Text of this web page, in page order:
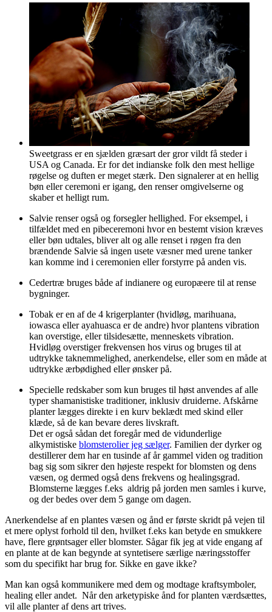
Sweetgrass er en sjælden græsart der gror vildt få steder i
USA og Canada. Er for det indianske folk den mest hellige
røgelse og duften er meget stærk. Den signalerer at en hellig
bøn eller ceremoni er igang, den renser omgivelserne og
skaber et helligt rum.
Salvie renser også og forsegler hellighed. For eksempel, i
tilfældet med en pibeceremoni hvor en bestemt vision kræves
eller bøn udtales, bliver alt og alle renset i røgen fra den
brændende Salvie så ingen usete væsner med urene tanker
kan komme ind i ceremonien eller forstyrre på anden vis.
Cedertræ bruges både af indianere og europæere til at rense
bygninger.
Tobak er en af de 4 krigerplanter (hvidløg, marihuana,
iowasca eller ayahuasca er de andre) hvor plantens vibration
kan overstige, eller tilsidesætte, menneskets vibration.
Hvidløg overstiger frekvensen hos virus og bruges til at
udtrykke taknemmelighed, anerkendelse, eller som en måde at
udtrykke ærbødighed eller ønsker på.
Specielle redskaber som kun bruges til høst anvendes af alle
typer shamanistiske traditioner, inklusiv druiderne. Afskårne
planter lægges direkte i en kurv beklædt med skind eller
klæde, så de kan bevare deres livskraft.
Det er også sådan det foregår med de vidunderlige
alkymistiske blomsterolier jeg sælger. Familien der dyrker og
destillerer dem har en tusinde af år gammel viden og tradition
bag sig som sikrer den højeste respekt for blomsten og dens
væsen, og dermed også dens frekvens og healingsgrad.
Blomsterne lægges f.eks aldrig på jorden men samles i kurve,
og der bedes over dem 5 gange om dagen.
Anerkendelse af en plantes væsen og ånd er første skridt på vejen til
et mere oplyst forhold til den, hvilket f.eks kan betyde en smukkere
have, flere grøntsager eller blomster. Sågar fik jeg at vide engang af
en plante at de kan begynde at syntetisere særlige næringsstoffer
som du specifikt har brug for. Sikke en gave ikke?
Man kan også kommunikere med dem og modtage kraftsymboler,
healing eller andet. Når den arketypiske ånd for planten værdsættes,
vil alle planter af dens art trives.